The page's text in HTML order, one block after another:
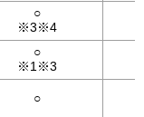
○
※3※4
○
※1※3
○